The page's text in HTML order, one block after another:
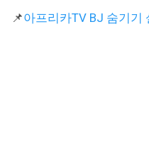
📌아프리카TV BJ 숨기기